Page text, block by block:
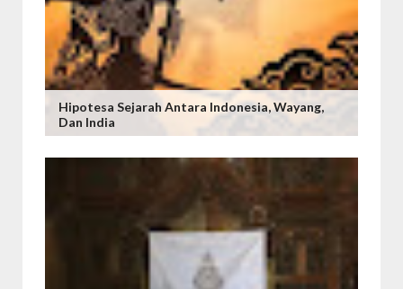
Hipotesa Sejarah Antara Indonesia, Wayang,
Dan India